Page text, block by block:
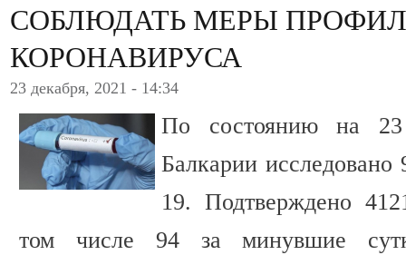
СОБЛЮДАТЬ МЕРЫ
КОРОНАВИРУСА
23 декабря, 2021 - 14:34
По состоянию на 23
Балкарии
19. Подтверждено
том числе 94 за минувшие